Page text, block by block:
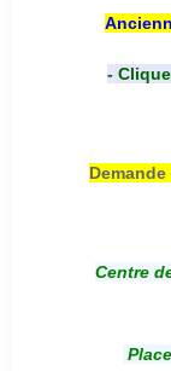
-
Demande
Centre